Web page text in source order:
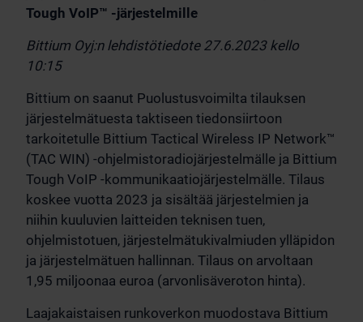
Tough VoIP™ -järjestelmille
Bittium Oyj:n lehdistötiedote 27.6.2023 kello
10:15
Bittium on saanut Puolustusvoimilta tilauksen
järjestelmätuesta taktiseen tiedonsiirtoon
tarkoitetulle Bittium Tactical Wireless IP Network™
(TAC WIN) -ohjelmistoradiojärjestelmälle ja Bittium
Tough VoIP -kommunikaatiojärjestelmälle. Tilaus
koskee vuotta 2023 ja sisältää järjestelmien ja
niihin kuuluvien laitteiden teknisen tuen,
ohjelmistotuen, järjestelmätukivalmiuden ylläpidon
ja järjestelmätuen hallinnan. Tilaus on arvoltaan
1,95 miljoonaa euroa (arvonlisäveroton hinta).
Laajakaistaisen runkoverkon muodostava Bittium